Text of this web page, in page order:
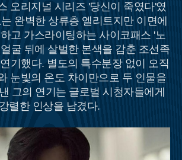
오리지널 시리즈 '당신이 죽였다'였
완벽한 상류층 엘리트지만 이면에
고 가스라이팅하는 사이코패스 '노
굴 뒤에 살벌한 본색을 감춘 조선족
기했다. 별도의 특수분장 없이 오직
눈빛의 온도 차이만으로 두 인물을
그의 연기는 글로벌 시청자들에게
강렬한 인상을 남겼다.